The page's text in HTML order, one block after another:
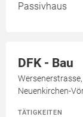
Passivhaus
DFK - Bau
Neuenkirchen-
TÄTIGKEITEN